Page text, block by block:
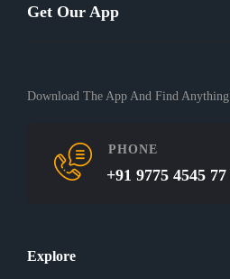
Get Our App
Download The App And Find Anything
PHONE
+91 9775 4545 77
Explore